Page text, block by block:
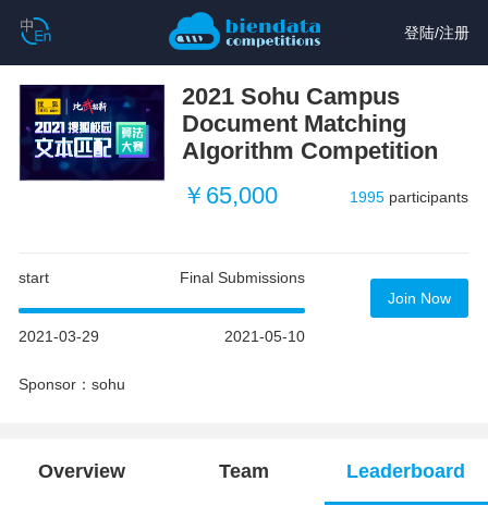
登陆/注册
2021 Sohu Campus
Document Matching
AIgorithm Competition
￥65,000
1995 participants
start Final Submissions
2021-03-29 2021-05-10
Sponsor：sohu
Join Now
Overview Team Leaderboard